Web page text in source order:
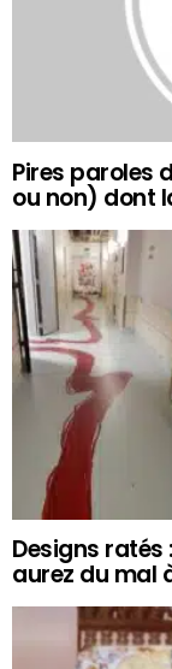
Pires paroles
ou non) dont
Designs ratés
aurez du mal